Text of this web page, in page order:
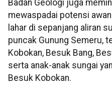
Badan Geologi juga
mewaspadai potensi
lahar di sepanjang aliran
puncak Gunung Semeru,
Kobokan, Besuk Bang,
serta anak-anak sungai
Besuk Kobokan.